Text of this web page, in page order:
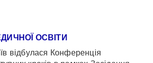
ОСВІТИ
відбулася Конференція